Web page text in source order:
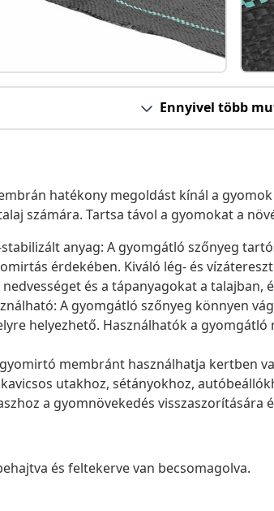
Ennyivel több
hatékony megoldást kínál a
számára. Tartsa távol a gyomokat a
stabilizált anyag: A gyomgátló szőnyeg
érdekében. Kiváló lég- és
és a tápanyagokat a talajban,
A gyomgátló szőnyeg könnyen
helyezhető. Használhatók a
membránt használhatja kertben
utakhoz, sétányokhoz,
a gyomnövekedés visszaszorítására
és feltekerve van becsomagolva.